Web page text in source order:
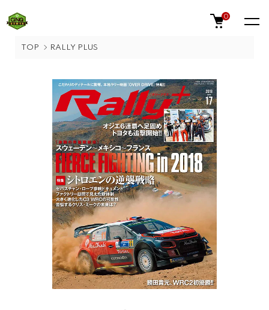
0
TOP RALLY PLUS